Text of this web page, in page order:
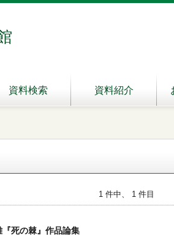
資料検索 資料紹介
1 件中、 1 件目
『死の棘』作品論集